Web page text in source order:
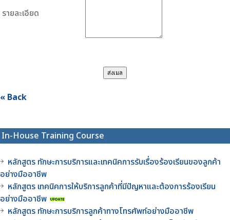
รายละเอียด
« Back
In-House Training Course
หลักสูตร ทักษะการบริการและเทคนิคการรับเรื่องร้องเรียนของลูกค้า
อย่างมืออาชีพ
หลักสูตร เทคนิคการให้บริการลูกค้าที่มีปัญหาและต้องการร้องเรียน
อย่างมืออาชีพ
หลักสูตร ทักษะการบริการลูกค้าทางโทรศัพท์อย่างมืออาชีพ